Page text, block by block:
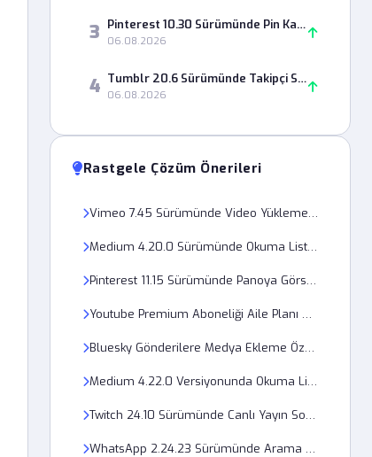
3 Pinterest 10.30 Sürümünde Pin Kaydetme Hatası Nasıl Çözülür?
06.08.2026
4 Tumblr 20.6 Sürümünde Takipçi Sayısı Neden Yanlış Görünüyor?
06.08.2026
Rastgele Çözüm Önerileri
Vimeo 7.45 Sürümünde Video Yükleme Ekranı Neden Donuyor?
Medium 4.20.0 Sürümünde Okuma Listesi Neden Senkronize Olmuyor?
Pinterest 11.15 Sürümünde Panoya Görsel Ekleme Hatası Nasıl Düzelir?
Youtube Premium Aboneliği Aile Planı Davet Hatası Nasıl Çözülür?
Bluesky Gönderilere Medya Ekleme Özelliği Neden Çalışmıyor?
Medium 4.22.0 Versiyonunda Okuma Listesi Neden Senkronize Olmuyor?
Twitch 24.10 Sürümünde Canlı Yayın Sohbeti Neden Görünmüyor?
WhatsApp 2.24.23 Sürümünde Arama Neden Düşüyor?